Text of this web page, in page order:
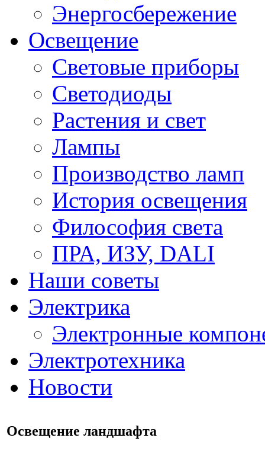
Энергосбережение
Освещение
Световые приборы
Светодиоды
Растения и свет
Лампы
Производство ламп
История освещения
Философия света
ПРА, ИЗУ, DALI
Наши советы
Электрика
Электронные
Электротехника
Новости
Освещение ландшафта